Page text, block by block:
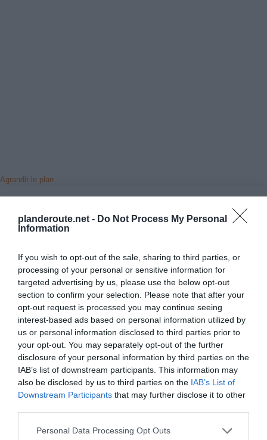
planderoute.net - Do Not Process My Personal
Information
If you wish to opt-out of the sale, sharing to third parties, or
processing of your personal or sensitive information for
targeted advertising by us, please use the below opt-out
section to confirm your selection. Please note that after your
opt-out request is processed you may continue seeing
interest-based ads based on personal information utilized by
us or personal information disclosed to third parties prior to
your opt-out. You may separately opt-out of the further
disclosure of your personal information by third parties on the
IAB’s list of downstream participants. This information may
also be disclosed by us to third parties on the IAB’s List of
Downstream Participants that may further disclose it to other
Personal Data Processing Opt Outs
Agrandir le plan
Vérifiez la météo dans votre voyage
Places à proximité de votre itinéraire (moins de 30)